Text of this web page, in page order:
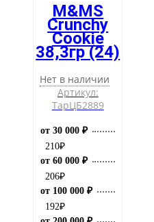
M&MS
Crunchy
Cookie
38,3гр (24)
Нет в наличии
Артикул:
ТарЦБ2889
от 30 000 ₽
210₽
от 60 000 ₽
206₽
от 100 000 ₽
192₽